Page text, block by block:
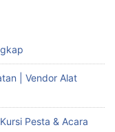
| Vendor Alat
Pesta & Acara